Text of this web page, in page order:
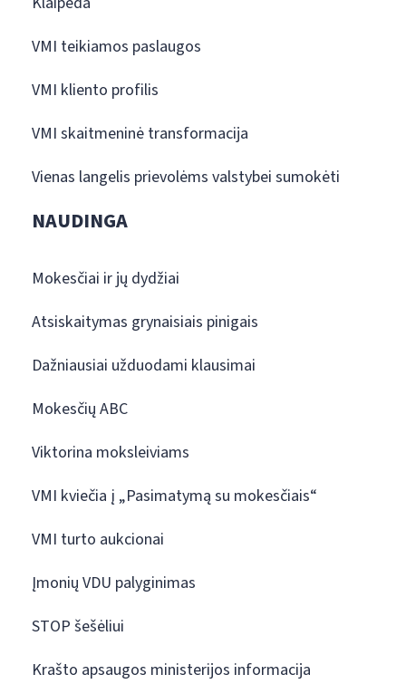
VMI teikiamos paslaugos
VMI kliento profilis
VMI skaitmeninė transformacija
Vienas langelis prievolėms valstybei sumokėti
NAUDINGA
Mokesčiai ir jų dydžiai
Atsiskaitymas grynaisiais pinigais
Dažniausiai užduodami klausimai
Mokesčių ABC
Viktorina moksleiviams
VMI kviečia į „Pasimatymą su mokesčiais“
VMI turto aukcionai
Įmonių VDU palyginimas
STOP šešėliui
Krašto apsaugos ministerijos informacija